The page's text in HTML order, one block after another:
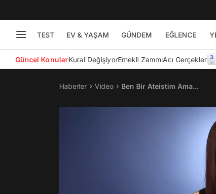
TEST EV & YAŞAM GÜNDEM EĞLENCE
Güncel KonularKural DeğişiyorEmekli ZammıAcı Gerçekler
Haberler Video Ben Bir Ateistim Ama...